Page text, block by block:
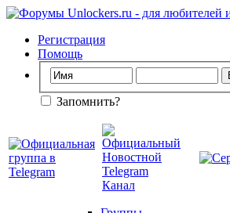
Регистрация
Помощь
Запомнить?